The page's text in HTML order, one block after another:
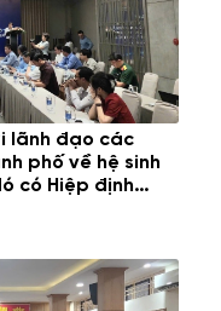
lãnh đạo các
phố về hệ sinh
có Hiệp định
Đắk Lắk